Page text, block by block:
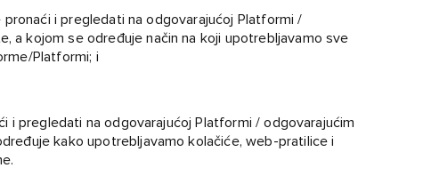
i pregledati na odgovarajućoj Platformi /
a kojom se određuje način na koji upotrebljavamo sve
Platformi; i
i pregledati na odgovarajućoj Platformi / odgovarajućim
kako upotrebljavamo kolačiće, web-pratilice i